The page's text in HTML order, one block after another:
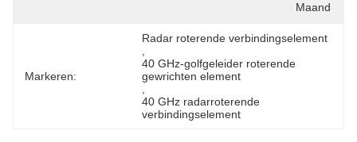
Maand
Markeren:
Radar roterende verbindingselement
40 GHz-golfgeleider roterende
gewrichten element
40 GHz radarroterende
verbindingselement